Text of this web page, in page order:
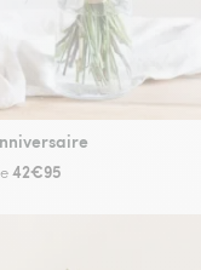
42€95